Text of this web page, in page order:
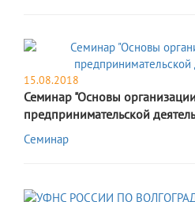
15.08.2018
Семинар "Основы
предпринимательской
Семинар